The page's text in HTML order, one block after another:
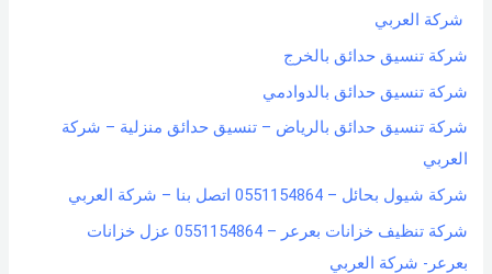
شركة العربي
شركة تنسيق حدائق بالخرج
شركة تنسيق حدائق بالدوادمي
شركة تنسيق حدائق بالرياض – تنسيق حدائق منزلية – شركة
العربي
شركة شيول بحائل – 0551154864 اتصل بنا – شركة العربي
شركة تنظيف خزانات بعرعر – 0551154864 عزل خزانات
بعرعر- شركة العربي